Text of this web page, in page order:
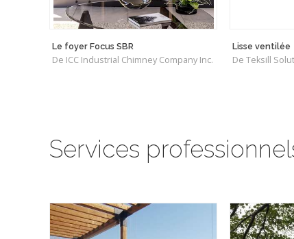
Le foyer Focus SBR
De ICC Industrial Chimney Company Inc.
Lisse ventilée
De Teksill
Services